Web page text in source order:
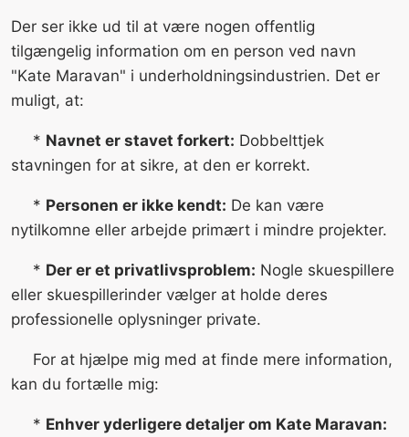
Der ser ikke ud til at være nogen offentlig
tilgængelig information om en person ved navn
"Kate Maravan" i underholdningsindustrien. Det er
muligt, at:
* Navnet er stavet forkert: Dobbelttjek
stavningen for at sikre, at den er korrekt.
* Personen er ikke kendt: De kan være
nytilkomne eller arbejde primært i mindre projekter.
* Der er et privatlivsproblem: Nogle skuespillere
eller skuespillerinder vælger at holde deres
professionelle oplysninger private.
For at hjælpe mig med at finde mere information,
kan du fortælle mig:
* Enhver yderligere detaljer om Kate Maravan: